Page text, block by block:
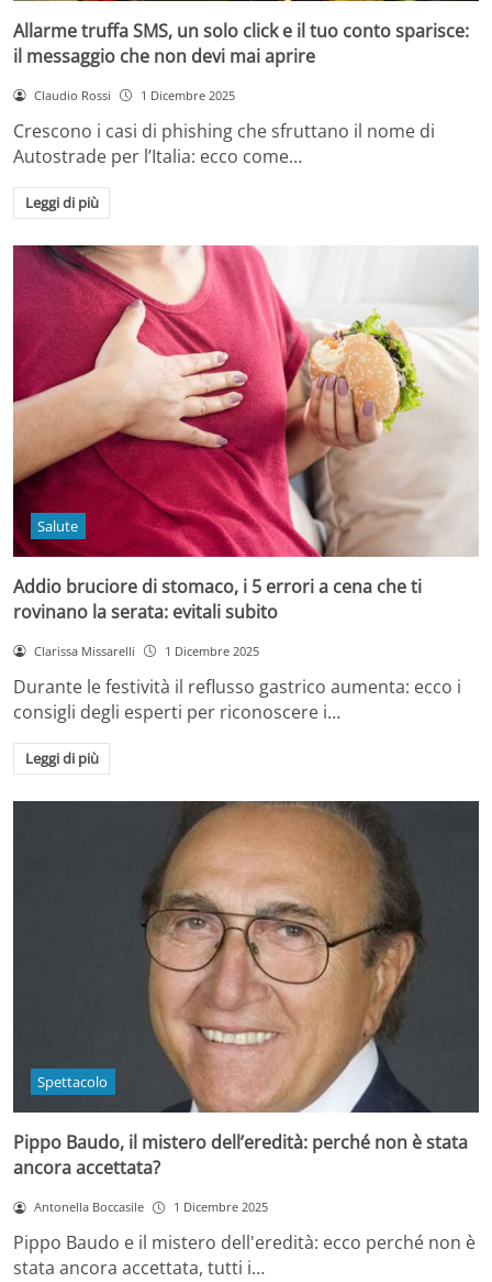
Allarme truffa SMS, un solo click e il tuo conto sparisce:
il messaggio che non devi mai aprire
Claudio Rossi 1 Dicembre 2025
Crescono i casi di phishing che sfruttano il nome di
Autostrade per l’Italia: ecco come…
Leggi di più
Salute
Addio bruciore di stomaco, i 5 errori a cena che ti
rovinano la serata: evitali subito
Clarissa Missarelli 1 Dicembre 2025
Durante le festività il reflusso gastrico aumenta: ecco i
consigli degli esperti per riconoscere i…
Leggi di più
Spettacolo
Pippo Baudo, il mistero dell’eredità: perché non è stata
ancora accettata?
Antonella Boccasile 1 Dicembre 2025
Pippo Baudo e il mistero dell'eredità: ecco perché non è
stata ancora accettata, tutti i…